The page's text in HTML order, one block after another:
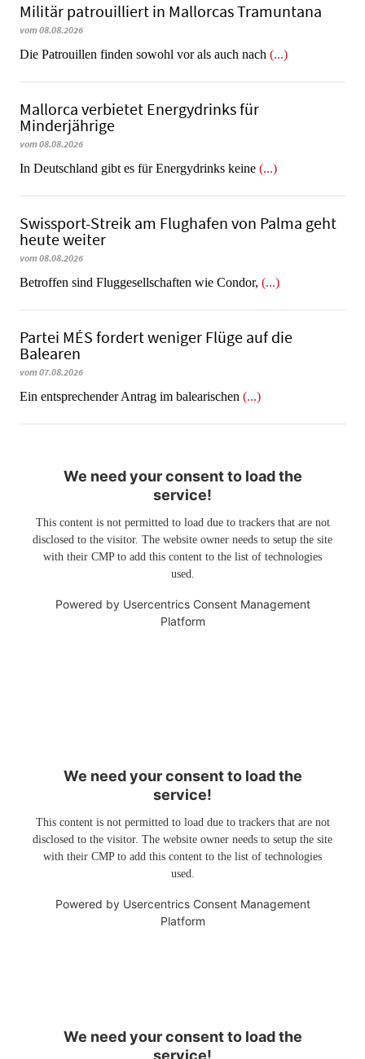
Militär patrouilliert in Mallorcas Tramuntana
vom 08.08.2026
Die Patrouillen finden sowohl vor als auch nach (...)
Mallorca verbietet Energydrinks für
Minderjährige
vom 08.08.2026
In Deutschland gibt es für Energydrinks keine (...)
Swissport-Streik am Flughafen von Palma geht
heute weiter
vom 08.08.2026
Betroffen sind Fluggesellschaften wie Condor, (...)
Partei MÉS fordert weniger Flüge auf die
Balearen
vom 07.08.2026
Ein entsprechender Antrag im balearischen (...)
We need your consent to load the
service!
This content is not permitted to load due to trackers that are not
disclosed to the visitor. The website owner needs to setup the site
with their CMP to add this content to the list of technologies
used.
Powered by Usercentrics Consent Management
Platform
We need your consent to load the
service!
This content is not permitted to load due to trackers that are not
disclosed to the visitor. The website owner needs to setup the site
with their CMP to add this content to the list of technologies
used.
Powered by Usercentrics Consent Management
Platform
We need your consent to load the
service!